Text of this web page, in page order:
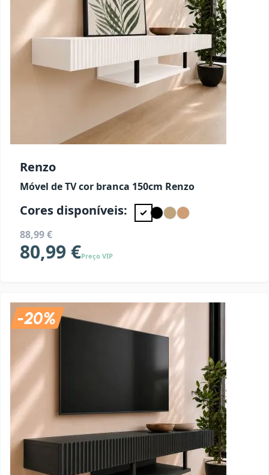
Renzo
Móvel de TV cor branca 150cm Renzo
Cores disponíveis:
88,99 €
80,99 €Preço VIP